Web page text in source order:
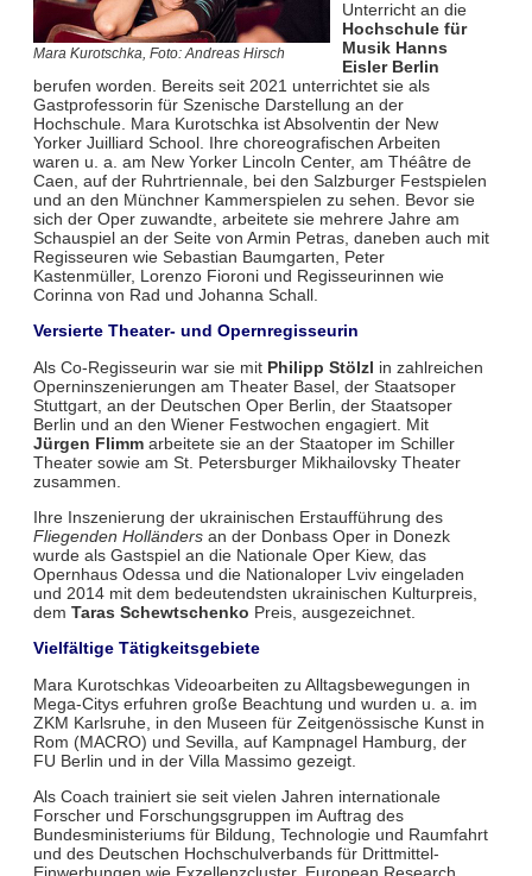
Mara Kurotschka, Foto: Andreas Hirsch
Unterricht an die
Hochschule für
Musik Hanns
Eisler Berlin
berufen worden. Bereits seit 2021 unterrichtet sie als
Gastprofessorin für Szenische Darstellung an der
Hochschule. Mara Kurotschka ist Absolventin der New
Yorker Juilliard School. Ihre choreografischen Arbeiten
waren u. a. am New Yorker Lincoln Center, am Théâtre de
Caen, auf der Ruhrtriennale, bei den Salzburger Festspielen
und an den Münchner Kammerspielen zu sehen. Bevor sie
sich der Oper zuwandte, arbeitete sie mehrere Jahre am
Schauspiel an der Seite von Armin Petras, daneben auch mit
Regisseuren wie Sebastian Baumgarten, Peter
Kastenmüller, Lorenzo Fioroni und Regisseurinnen wie
Corinna von Rad und Johanna Schall.
Versierte Theater- und Opernregisseurin
Als Co-Regisseurin war sie mit Philipp Stölzl in zahlreichen
Operninszenierungen am Theater Basel, der Staatsoper
Stuttgart, an der Deutschen Oper Berlin, der Staatsoper
Berlin und an den Wiener Festwochen engagiert. Mit
Jürgen Flimmarbeitete sie an der Staatoper im Schiller
Theater sowie am St. Petersburger Mikhailovsky Theater
zusammen.
Ihre Inszenierung der ukrainischen Erstaufführung des
Fliegenden Holländersan der Donbass Oper in Donezk
wurde als Gastspiel an die Nationale Oper Kiew, das
Opernhaus Odessa und die Nationaloper Lviv eingeladen
und 2014 mit dem bedeutendsten ukrainischen Kulturpreis,
dem Taras Schewtschenko Preis, ausgezeichnet.
Vielfältige Tätigkeitsgebiete
Mara Kurotschkas Videoarbeiten zu Alltagsbewegungen in
Mega-Citys erfuhren große Beachtung und wurden u. a. im
ZKM Karlsruhe, in den Museen für Zeitgenössische Kunst in
Rom (MACRO) und Sevilla, auf Kampnagel Hamburg, der
FU Berlin und in der Villa Massimo gezeigt.
Als Coach trainiert sie seit vielen Jahren internationale
Forscher und Forschungsgruppen im Auftrag des
Bundesministeriums für Bildung, Technologie und Raumfahrt
und des Deutschen Hochschulverbands für Drittmittel-